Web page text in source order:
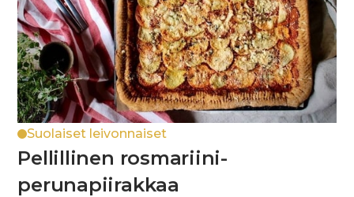
Suolaiset leivonnaiset
Pellillinen rosmariini-
perunapiirakkaa